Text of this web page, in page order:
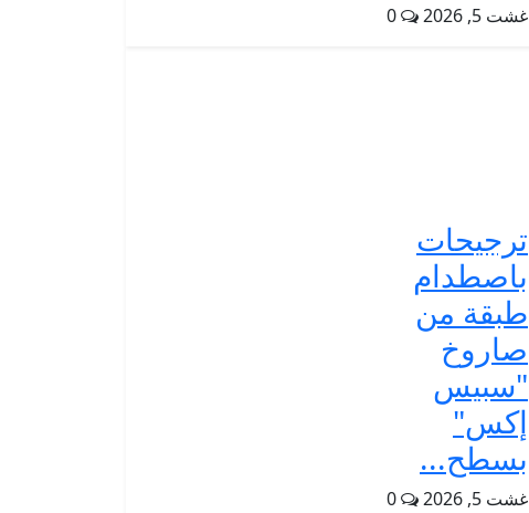
غشت 5, 2026
ترجيحات
باصطدام
طبقة من
صاروخ
"سبيس
إكس"
بسطح...
غشت 5, 2026